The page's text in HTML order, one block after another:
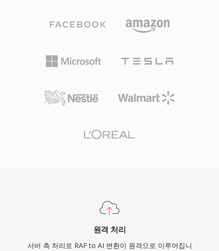
원격 처리
서버 측 처리로 RAF to AI 변환이 원격으로 이루어집니